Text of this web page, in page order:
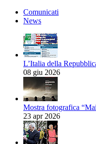
Comunicati
News
L’Italia della
08 giu 2026
Mostra fotografica
23 apr 2026